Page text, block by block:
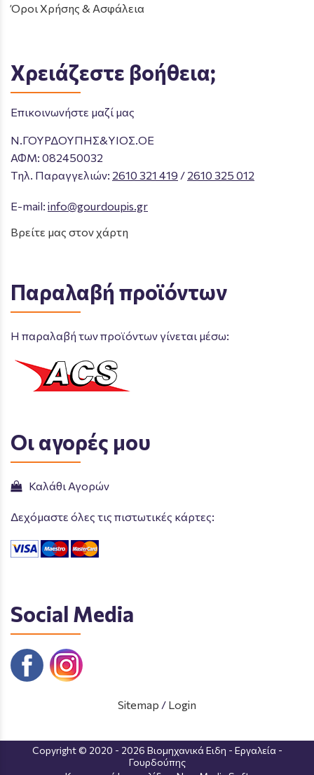
Όροι Χρήσης & Ασφάλεια
Χρειάζεστε βοήθεια;
Επικοινωνήστε μαζί μας
Ν.ΓΟΥΡΔΟΥΠΗΣ&ΥΙΟΣ.ΟΕ
ΑΦΜ: 082450032
Tηλ. Παραγγελιών: 2610 321 419 / 2610 325 012
E-mail: info@gourdoupis.gr
Βρείτε μας στον χάρτη
Παραλαβή προϊόντων
Η παραλαβή των προϊόντων γίνεται μέσω:
Οι αγορές μου
Καλάθι Αγορών
Δεχόμαστε όλες τις πιστωτικές κάρτες:
Social Media
Sitemap / Login
Copyright © 2020 - 2026 Βιομηχανικά Ειδη - Εργαλεία -
Γουρδούπης